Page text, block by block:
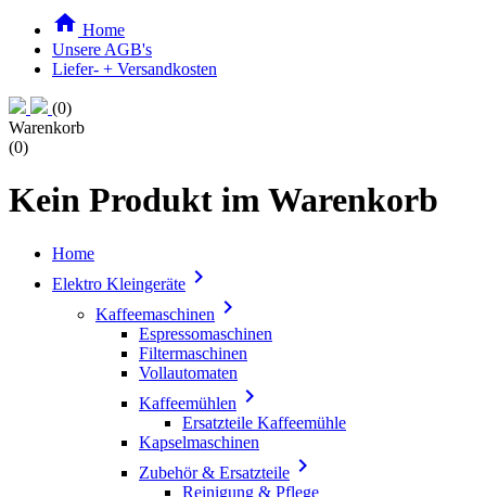
 Home
Unsere AGB's
Liefer- + Versandkosten
(0)
Warenkorb
(0)
Kein Produkt im Warenkorb
Home
Elektro Kleingeräte 
Kaffeemaschinen 
Espressomaschinen
Filtermaschinen
Vollautomaten
Kaffeemühlen 
Ersatzteile Kaffeemühle
Kapselmaschinen
Zubehör & Ersatzteile 
Reinigung & Pflege